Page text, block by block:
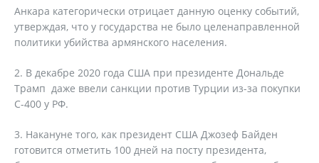
Анкара категорически отрицает данную оценку событий,
утверждая, что у государства не было целенаправленной
политики убийства армянского населения.
2. В декабре 2020 года США при президенте Дональде
Трамп даже ввели санкции против Турции из-за покупки
С-400 у РФ.
3. Накануне того, как президент США Джозеф Байден
готовится отметить 100 дней на посту президента,